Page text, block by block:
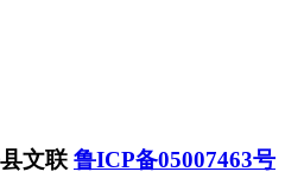
文联 鲁ICP备05007463号